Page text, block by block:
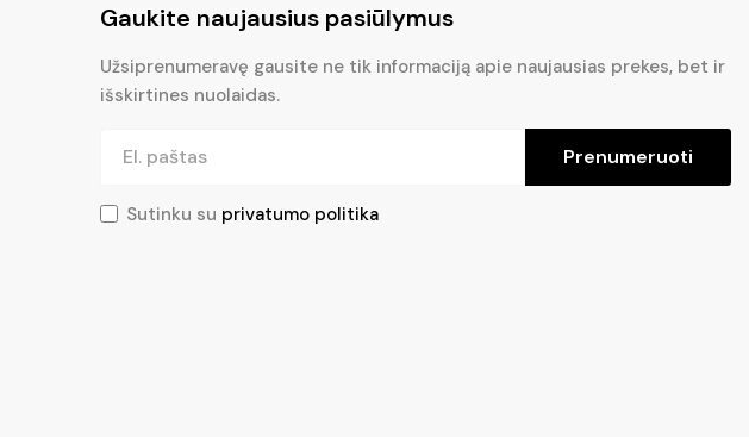
Gaukite naujausius pasiūlymus
Užsiprenumeravę gausite ne tik informaciją apie naujausias prekes, bet ir
išskirtines nuolaidas.
Prenumeruoti
Sutinku su privatumo politika